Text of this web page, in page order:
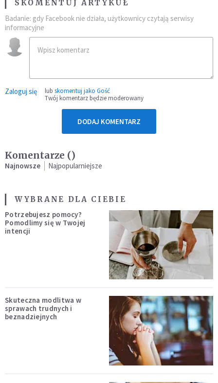
SKOMENTUJ ARTYKUŁ
Badanie: gdy Facebook nie działa, użytkownicy czytają serwisy
informacyjne
Zaloguj się lub skomentuj jako Gość
Twój komentarz będzie moderowany
DODAJ KOMENTARZ
Komentarze ()
Najnowsze Najpopularniejsze
WYBRANE DLA CIEBIE
Potrzebujesz pomocy?
Pomodlimy się w Twojej
intencji
Skuteczna modlitwa w
sprawach trudnych i
beznadziejnych